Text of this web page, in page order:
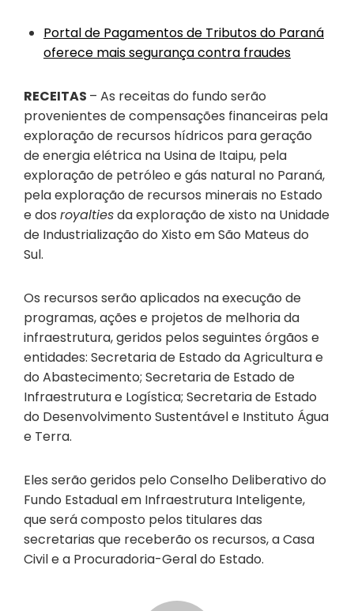
Portal de Pagamentos de Tributos do Paraná
oferece mais segurança contra fraudes
RECEITAS – As receitas do fundo serão
provenientes de compensações financeiras pela
exploração de recursos hídricos para geração
de energia elétrica na Usina de Itaipu, pela
exploração de petróleo e gás natural no Paraná,
pela exploração de recursos minerais no Estado
e dos royaltiesda exploração de xisto na Unidade
de Industrialização do Xisto em São Mateus do
Sul.
Os recursos serão aplicados na execução de
programas, ações e projetos de melhoria da
infraestrutura, geridos pelos seguintes órgãos e
entidades: Secretaria de Estado da Agricultura e
do Abastecimento; Secretaria de Estado de
Infraestrutura e Logística; Secretaria de Estado
do Desenvolvimento Sustentável e Instituto Água
e Terra.
Eles serão geridos pelo Conselho Deliberativo do
Fundo Estadual em Infraestrutura Inteligente,
que será composto pelos titulares das
secretarias que receberão os recursos, a Casa
Civil e a Procuradoria-Geral do Estado.